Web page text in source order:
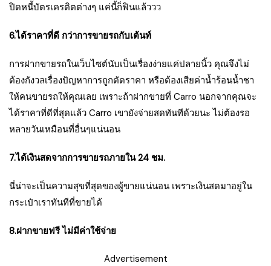
ปิดหนี้บัตรเครติตต่างๆ แค่นี้ก็ฟินแล้ววว
6.ได้ราคาที่ดี กว่าการขายรถกับเต้นท์
การฝากขายรถในเว็บไซต์นับเป็นเรื่องง่ายแค่ปลายนิ้ว คุณจึงไม่
ต้องกังวลเรื่องปัญหาการถูกตัดราคา หรือต้องเสียค่าน้ำร้อนน้ำชา
ให้คนขายรถให้คุณเลย เพราะถ้าฝากขายที่ Carro นอกจากคุณจะ
ได้ราคาที่ดีที่สุดแล้ว Carro เขายังจ่ายสดทันทีด้วยนะ ไม่ต้องรอ
หลายวันเหมือนที่อื่นๆแน่นอน
7.ได้เงินสดจากการขายรถภายใน 24 ชม.
นี่น่าจะเป็นความสุขที่สุดของผู้ขายแน่นอน เพราะเงินสดมาอยู่ใน
กระเป๋าเราทันทีที่ขายได้
8.ฝากขายฟรี ไม่มีค่าใช้จ่าย
Advertisement